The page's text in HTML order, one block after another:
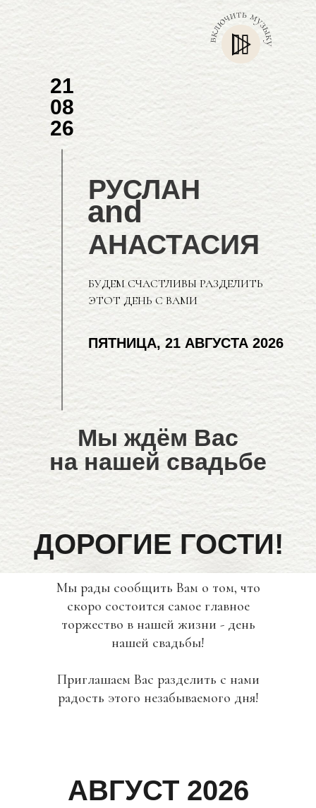
Мы рады сообщить Вам о том, что
скоро состоится самое главное
торжество в нашей жизни - день
нашей свадьбы!
Приглашаем Вас разделить с нами
радость этого незабываемого дня!
ДОРОГИЕ ГОСТИ!
АВГУСТ 2026
РУСЛАН
АНАСТАСИЯ
Мы ждём Вас
на нашей свадьбе
and
21
08
26
ПЯТНИЦА, 21 АВГУСТА 2026
БУДЕМ СЧАСТЛИВЫ РАЗДЕЛИТЬ
ЭТОТ ДЕНЬ С ВАМИ